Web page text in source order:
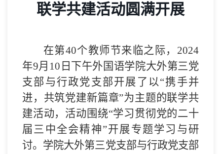
联学共建活动圆满开展
在第40个教师节来临之际， 2024
年9月10日 下午外国语学院大外第三党
支部 与行政党支部开展 了以“携手并
进，共筑党建新篇章”为主题的联学共
建活动， 活动围绕“学习贯彻党的二十
届三中全会精神”开展专题学习与研
讨。 学院大外第三党支部与行政党支部